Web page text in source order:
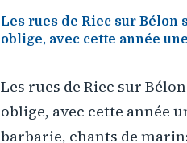
Les rues de Riec sur Bélon
oblige, avec cette année
Les rues de Riec sur
oblige, avec cette année
barbarie, chants de